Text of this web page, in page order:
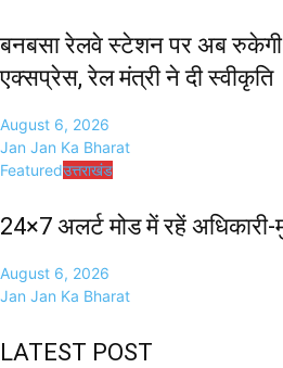
बनबसा रेलवे स्टेशन पर अब
एक्सप्रेस, रेल मंत्री ने दी स्वीकृति
August 6, 2026
Jan Jan Ka Bharat
Featuredउत्तराखंड
24×7 अलर्ट मोड में रहें
August 6, 2026
Jan Jan Ka Bharat
LATEST POST